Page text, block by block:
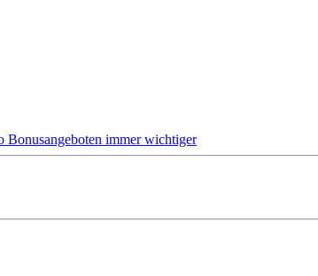
Bonusangeboten immer wichtiger